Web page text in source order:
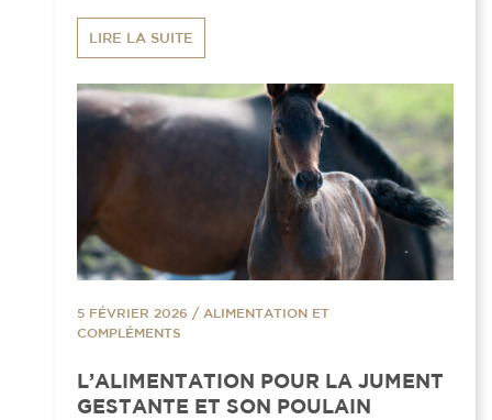
LIRE LA SUITE
5 FÉVRIER 2026 / ALIMENTATION ET
COMPLÉMENTS
L’ALIMENTATION POUR LA JUMENT
GESTANTE ET SON POULAIN